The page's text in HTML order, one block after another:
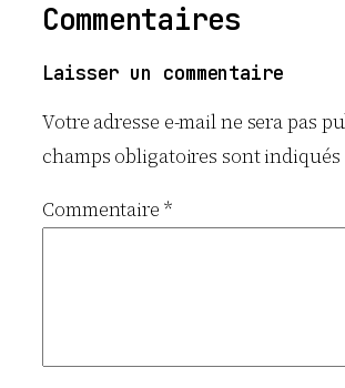
Commentaires
Laisser un commentaire
Votre adresse e-mail ne sera pas
champs obligatoires sont
Commentaire *